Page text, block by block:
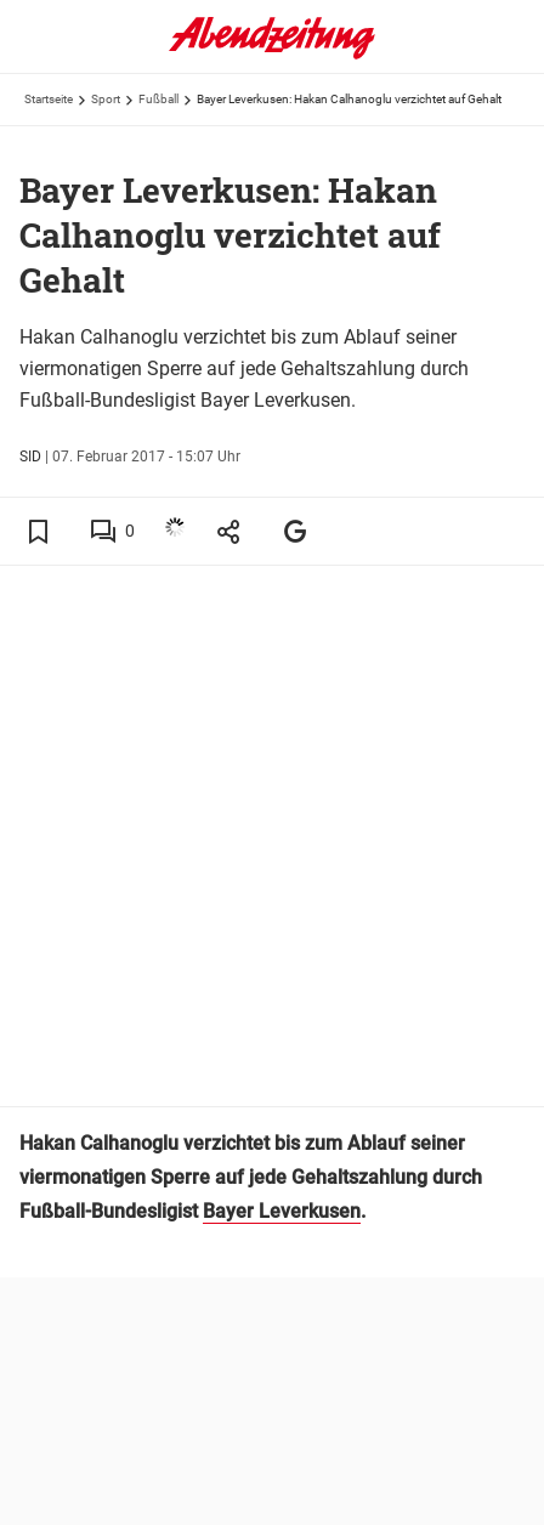
Startseite Sport Fußball Bayer Leverkusen: Hakan Calhanoglu verzichtet auf Gehalt
Bayer Leverkusen: Hakan
Calhanoglu verzichtet auf
Gehalt
Hakan Calhanoglu verzichtet bis zum Ablauf seiner
viermonatigen Sperre auf jede Gehaltszahlung durch
Fußball-Bundesligist Bayer Leverkusen.
SID | 07. Februar 2017 - 15:07 Uhr
0
Hakan Calhanoglu verzichtet bis zum Ablauf seiner
viermonatigen Sperre auf jede Gehaltszahlung durch
Fußball-Bundesligist Bayer Leverkusen.